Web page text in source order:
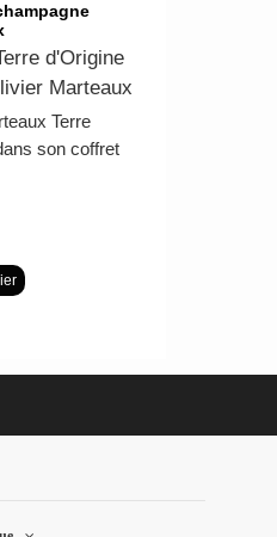
d'Origine
Marteaux
Terre
son coffret